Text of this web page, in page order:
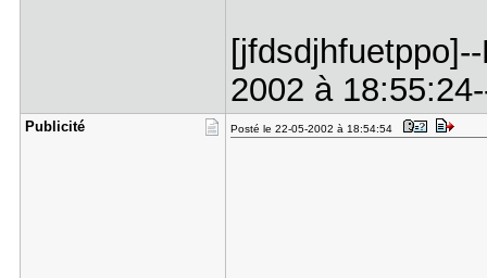
2002 à
Publicité Posté le 22-05-2002 à 18:54:54